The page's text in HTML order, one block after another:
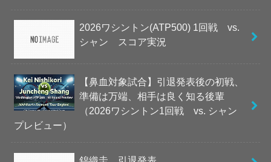
2026ワシントン(ATP500) 1回戦 vs.
シャン スコア実況
【鼻血対象試合】引退発表後の初戦、
準備は万端、相手は良く知る後輩
（2026ワシントン1回戦 vs. シャン
プレビュー）